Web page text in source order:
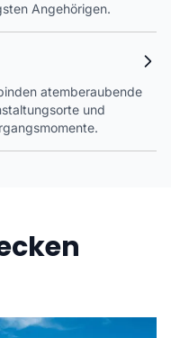
Angehörigen.
atemberaubende
und